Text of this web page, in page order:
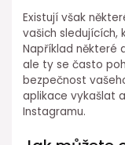
Existují však
vašich sledujících,
Například některé
ale ty se často
bezpečnost
aplikace vykašlat
Instagramu.